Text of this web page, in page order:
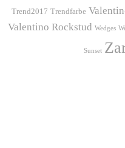
Trend2017 Trendfarbe
Valentino Rockstud Wedges
Sunset